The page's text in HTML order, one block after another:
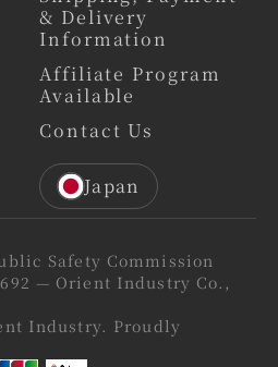
& Delivery
Information
Affiliate Program
Available
Contact Us
Japan
Safety Commission
— Orient Industry Co.,
Industry. Proudly